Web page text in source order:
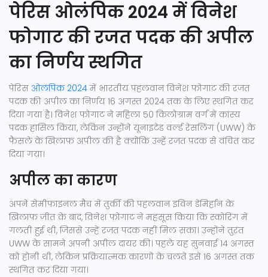
पेरिस ओलंपिक 2024 में विनेश
फोगाट की रजत पदक की अपील
का निर्णय स्थगित
पेरिस ओलंपिक 2024में भारतीय पहलवान विनेश फोगाट की रजत
पदक की अपील का निर्णय 16 अगस्त 2024 तक के लिए स्थगित कर
दिया गया है। विनेश फोगाट ने महिला 50 किलोग्राम वर्ग में कांस्य
पदक हासिल किया, लेकिन उन्होंने यूनाइटेड वर्ल्ड रेसलिंग (UWW) के
फैसले के खिलाफ अपील की है क्योंकि उन्हें रजत पदक से वंचित कर
दिया गया।
अपील का कारण
अपने सेमीफाइनल मैच में तुर्की की पहलवान इविन डेमिर्हान के
खिलाफ जीत के बाद, विनेश फोगाट ने महसूस किया कि स्कोरिंग में
गलती हुई थी, जिससे उन्हें रजत पदक नहीं मिल सका। उन्होंने तुरंत
UWW के सामने अपनी अपील दायर की। पहले यह सुनवाई 14 अगस्त
को होनी थी, लेकिन प्रक्रियात्मक कारणों के चलते इसे 16 अगस्त तक
स्थगित कर दिया गया।